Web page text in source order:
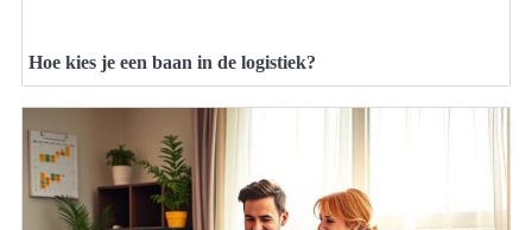
Hoe kies je een baan in de logistiek?